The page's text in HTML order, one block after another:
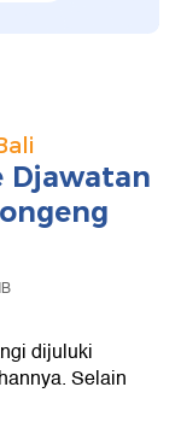
Djawatan
dijuluki
Selain